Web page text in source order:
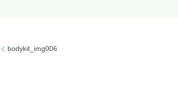
bodykit_img006